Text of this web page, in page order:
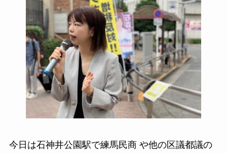
今日は石神井公園駅で練馬民商 や他の区議都議の